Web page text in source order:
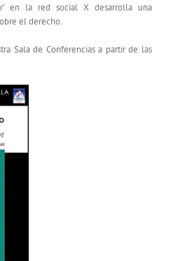
en la red social X desarrolla una
el derecho.
Sala de Conferencias a partir de las